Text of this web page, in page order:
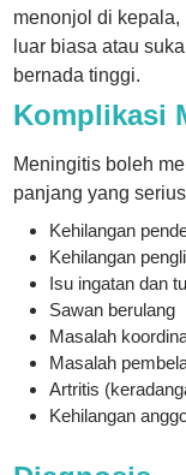
menonjol di kepala,
luar biasa atau
bernada tinggi.
Komplikasi
Meningitis boleh
panjang yang
Kehilangan
Kehilangan
Isu ingatan dan
Sawan berulang
Masalah
Masalah
Artritis
Kehilangan